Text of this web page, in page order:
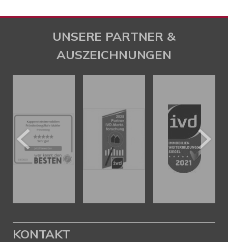
UNSERE PARTNER &
AUSZEICHNUNGEN
KONTAKT